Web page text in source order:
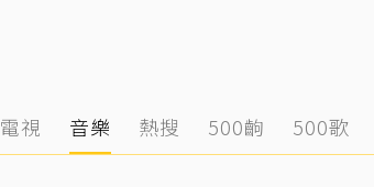
電視 音樂 熱搜 500齣 500歌